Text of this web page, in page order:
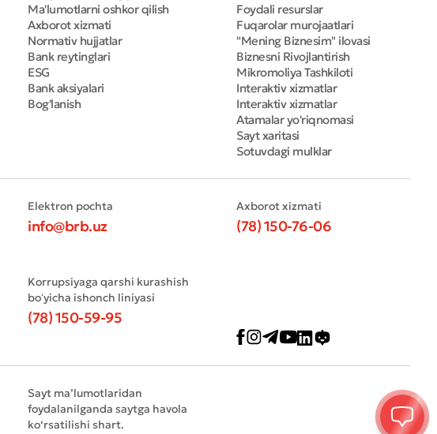
Ma'lumotlarni oshkor qilish
Axborot xizmati
Normativ hujjatlar
Bank reytinglari
ESG
Bank aksiyalari
Bog'lanish
Foydali resurslar
Fuqarolar murojaatlari
"Mening Biznesim" ilovasi
Biznesni Rivojlantirish
Mikromoliya Tashkiloti
Interaktiv xizmatlar
Interaktiv xizmatlar
Atamalar yo'riqnomasi
Sayt xaritasi
Sotuvdagi mulklar
Elektron pochta
info@brb.uz
Axborot xizmati
(78) 150-76-06
Korrupsiyaga qarshi kurashish
boʻyicha ishonch liniyasi
(78) 150-59-95
Sayt ma’lumotlaridan
foydalanilganda saytga havola
ko‘rsatilishi shart.